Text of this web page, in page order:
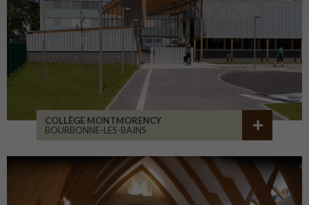
COLLÈGE MONTMORENCY
BOURBONNE-LES-BAINS